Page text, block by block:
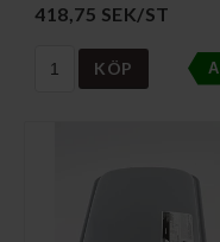
418,75 SEK/ST
KÖP A